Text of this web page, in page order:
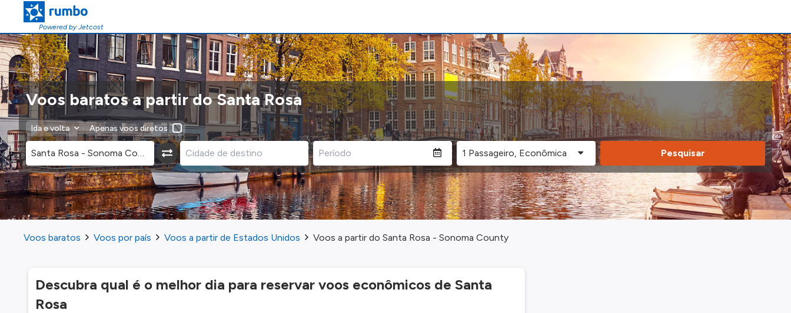
Powered by Jetcost
Voos baratos a partir do Santa Rosa
Ida e volta Apenas voos diretos
Pesquisar
Voos baratos Voos por país Voos a partir de Estados Unidos Voos a partir do Santa Rosa - Sonoma County
Descubra qual é o melhor dia para reservar voos econômicos de Santa
Rosa